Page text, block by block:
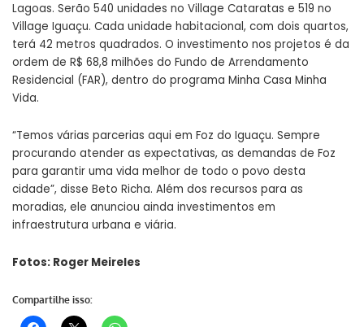
Lagoas. Serão 540 unidades no Village Cataratas e 519 no
Village Iguaçu. Cada unidade habitacional, com dois quartos,
terá 42 metros quadrados. O investimento nos projetos é da
ordem de R$ 68,8 milhões do Fundo de Arrendamento
Residencial (FAR), dentro do programa Minha Casa Minha
Vida.
“Temos várias parcerias aqui em Foz do Iguaçu. Sempre
procurando atender as expectativas, as demandas de Foz
para garantir uma vida melhor de todo o povo desta
cidade”, disse Beto Richa. Além dos recursos para as
moradias, ele anunciou ainda investimentos em
infraestrutura urbana e viária.
Fotos: Roger Meireles
Compartilhe isso: